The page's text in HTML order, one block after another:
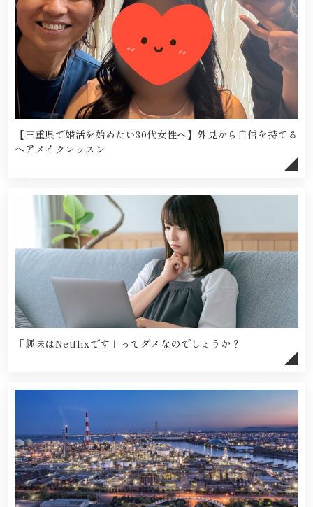
【三重県で婚活を始めたい30代女性へ】外見から自信を持てる
ヘアメイクレッスン
「趣味はNetflixです」ってダメなのでしょうか？